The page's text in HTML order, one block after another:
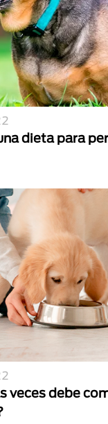
dieta para
veces debe